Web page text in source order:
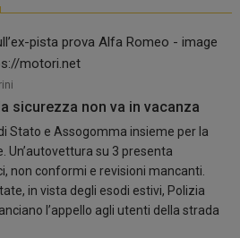
sicurezza non va in vacanza
Stato e Assogomma insieme per la
Un’autovettura su 3 presenta
non conformi e revisioni mancanti.
in vista degli esodi estivi, Polizia
l’appello agli utenti della strada